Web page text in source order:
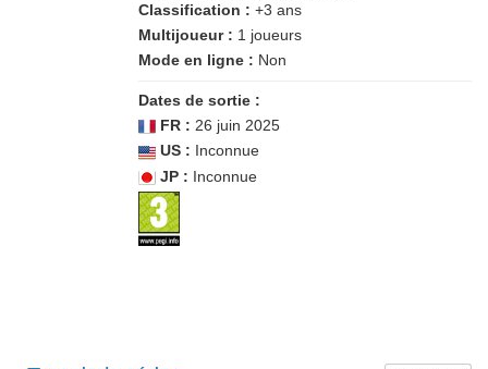
Classification : +3 ans
Multijoueur : 1 joueurs
Mode en ligne : Non
Dates de sortie :
FR : 26 juin 2025
US : Inconnue
JP : Inconnue